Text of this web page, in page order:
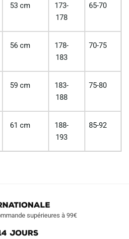
53 cm
173-
178
65-70
56 cm
178-
183
70-75
59 cm
183-
188
75-80
61 cm
188-
193
85-92
supérieures à 99€
JOURS